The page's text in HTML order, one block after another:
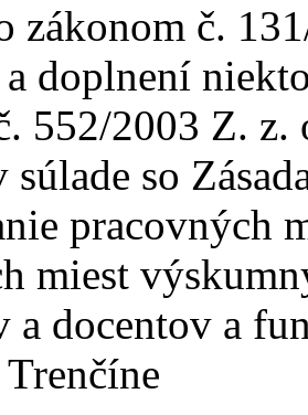
zákonom č.
a doplnení
552/2003 Z.
súlade so
pracovných
miest
a docentov a